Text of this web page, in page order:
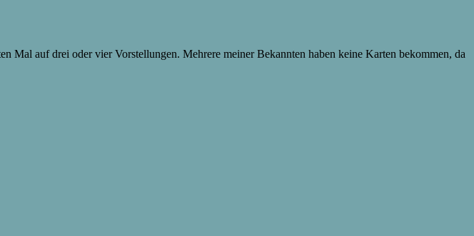
auf drei oder vier Vorstellungen. Mehrere meiner Bekannten haben keine Karten bekommen, da